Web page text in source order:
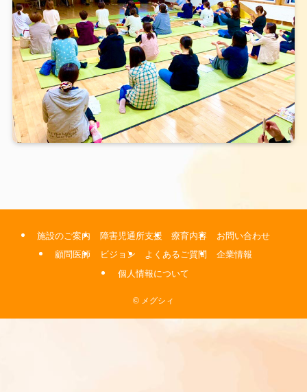
施設のご案内 障害児通所支援 療育内容
お問い合わせ
顧問医師
ビジョン よくあるご質問
企業情報
個人情報について
© メグシィ